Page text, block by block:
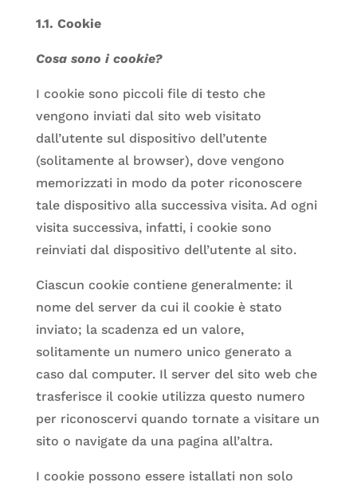
1.1. Cookie
Cosa sono i cookie?
I cookie sono piccoli file di testo che
vengono inviati dal sito web visitato
dall’utente sul dispositivo dell’utente
(solitamente al browser), dove vengono
memorizzati in modo da poter riconoscere
tale dispositivo alla successiva visita. Ad ogni
visita successiva, infatti, i cookie sono
reinviati dal dispositivo dell’utente al sito.
Ciascun cookie contiene generalmente: il
nome del server da cui il cookie è stato
inviato; la scadenza ed un valore,
solitamente un numero unico generato a
caso dal computer. Il server del sito web che
trasferisce il cookie utilizza questo numero
per riconoscervi quando tornate a visitare un
sito o navigate da una pagina all’altra.
I cookie possono essere istallati non solo